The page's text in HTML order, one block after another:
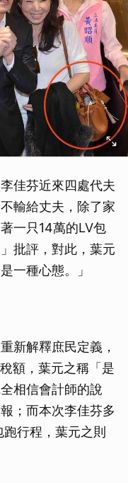
佳芬近來四處代夫
輸給丈夫，除了家
一只14萬的LV包
批評，對此，葉元
一種心態。」
新解釋庶民定義，
額，葉元之稱「是
相信會計師的說
；而本次李佳芬多
行程，葉元之則